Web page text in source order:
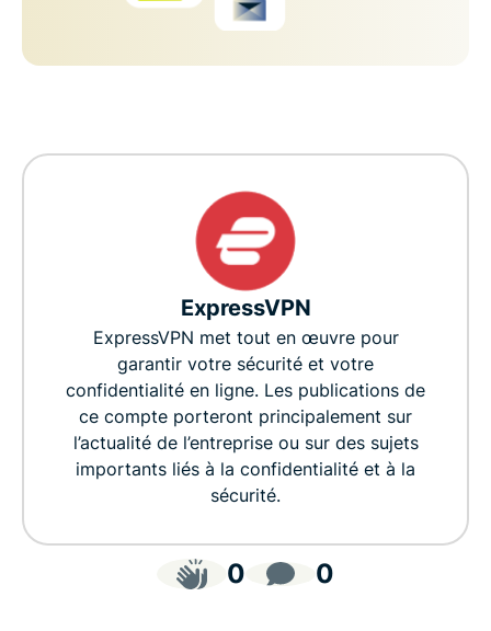
ExpressVPN
ExpressVPN met tout en œuvre pour
garantir votre sécurité et votre
confidentialité en ligne. Les publications de
ce compte porteront principalement sur
l’actualité de l’entreprise ou sur des sujets
importants liés à la confidentialité et à la
sécurité.
0 0